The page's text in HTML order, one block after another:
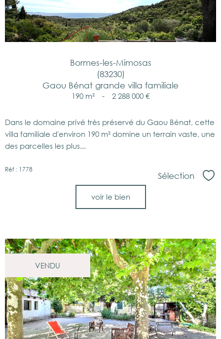
Bormes-les-Mimosas
(83230)
Gaou Bénat grande villa familiale
190 m² - 2 288 000 €
Dans le domaine privé très préservé du Gaou Bénat, cette
villa familiale d'environ 190 m² domine un terrain vaste, une
des parcelles les plus...
Réf : 1778
Sélection
voir le bien
VENDU